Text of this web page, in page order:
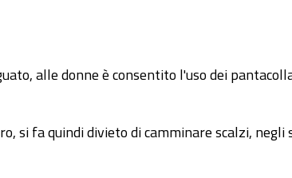
alle donne è consentito l'uso dei
fa quindi divieto di camminare scalzi, negli